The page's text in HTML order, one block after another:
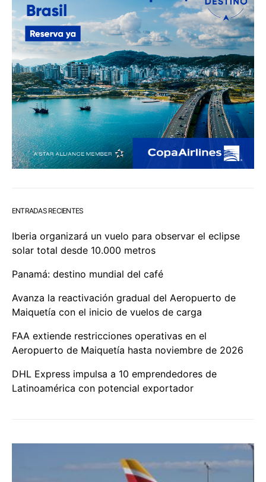
ENTRADAS RECIENTES
Iberia organizará un vuelo para observar el eclipse
solar total desde 10.000 metros
Panamá: destino mundial del café
Avanza la reactivación gradual del Aeropuerto de
Maiquetía con el inicio de vuelos de carga
FAA extiende restricciones operativas en el
Aeropuerto de Maiquetía hasta noviembre de 2026
DHL Express impulsa a 10 emprendedores de
Latinoamérica con potencial exportador